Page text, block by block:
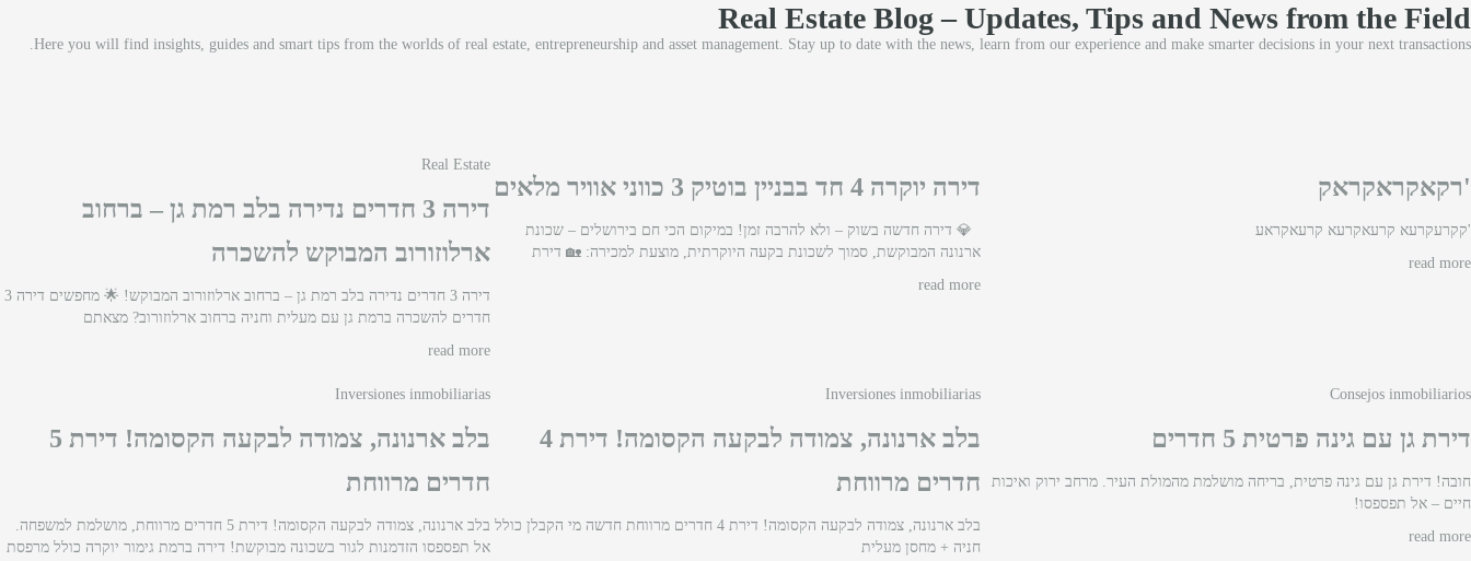
Real Estate Blog – Updates, Tips and News from the Field
Here you will find insights, guides and smart tips from the worlds of real estate, entrepreneurship and asset management. Stay up to date with the news, learn from our experience and make smarter decisions in your next transactions.
'רקאקראקראק
'קקרעקרעא קרעאקרעא קרעאקראע
read more
דירה יוקרה 4 חד בבניין בוטיק 3 כווני אוויר מלאים
💎 דירה חדשה בשוק – ולא להרבה זמן! במיקום הכי חם בירושלים – שכונת
ארנונה המבוקשת, סמוך לשכונת בקעה היוקרתית, מוצעת למכירה: 🏡 דירת
read more
Real Estate
דירה 3 חדרים נדירה בלב רמת גן – ברחוב
ארלוזורוב המבוקש להשכרה
דירה 3 חדרים נדירה בלב רמת גן – ברחוב ארלוזורוב המבוקש! 🌟 מחפשים דירה 3
חדרים להשכרה ברמת גן עם מעלית וחניה ברחוב ארלוזורוב? מצאתם
read more
Consejos inmobiliarios
דירת גן עם גינה פרטית 5 חדרים
חובה! דירת גן עם גינה פרטית, בריחה מושלמת מהמולת העיר. מרחב ירוק ואיכות
חיים – אל תפספסו!
read more
Inversiones inmobiliarias
בלב ארנונה, צמודה לבקעה הקסומה! דירת 4
חדרים מרווחת
בלב ארנונה, צמודה לבקעה הקסומה! דירת 4 חדרים מרווחת חדשה מי הקבלן כולל
חניה + מחסן מעלית
Inversiones inmobiliarias
בלב ארנונה, צמודה לבקעה הקסומה! דירת 5
חדרים מרווחת
בלב ארנונה, צמודה לבקעה הקסומה! דירת 5 חדרים מרווחת, מושלמת למשפחה.
אל תפספסו הזדמנות לגור בשכונה מבוקשת! דירה ברמת גימור יוקרה כולל מרפסת